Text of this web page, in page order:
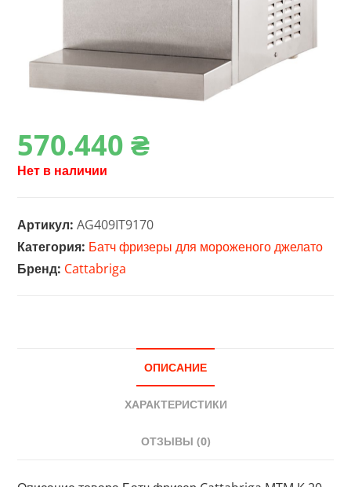
570.440₴
Нет в наличии
Артикул:AG409IT9170
Категория: Батч фризеры для мороженого джелато
Бренд: Cattabriga
ОПИСАНИЕ
ХАРАКТЕРИСТИКИ
ОТЗЫВЫ (0)